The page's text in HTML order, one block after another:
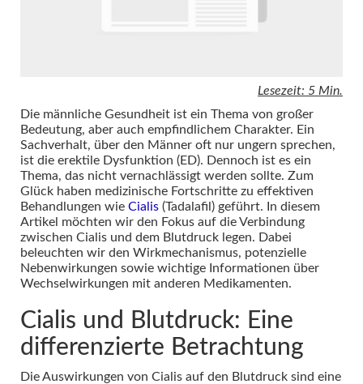
Lesezeit: 5 Min.
Die männliche Gesundheit ist ein Thema von großer
Bedeutung, aber auch empfindlichem Charakter. Ein
Sachverhalt, über den Männer oft nur ungern sprechen,
ist die erektile Dysfunktion (ED). Dennoch ist es ein
Thema, das nicht vernachlässigt werden sollte. Zum
Glück haben medizinische Fortschritte zu effektiven
Behandlungen wie Cialis (Tadalafil) geführt. In diesem
Artikel möchten wir den Fokus auf die Verbindung
zwischen Cialis und dem Blutdruck legen. Dabei
beleuchten wir den Wirkmechanismus, potenzielle
Nebenwirkungen sowie wichtige Informationen über
Wechselwirkungen mit anderen Medikamenten.
Cialis und Blutdruck: Eine
differenzierte Betrachtung
Die Auswirkungen von Cialis auf den Blutdruck sind eine